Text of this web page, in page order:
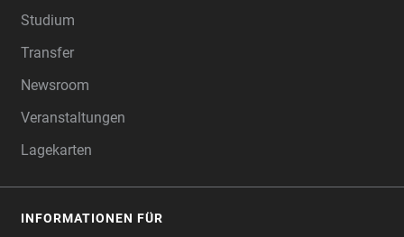
Studium
Transfer
Newsroom
Veranstaltungen
Lagekarten
INFORMATIONEN FÜR